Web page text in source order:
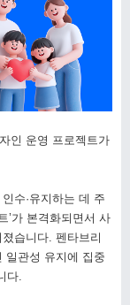
인 운영 프로젝트가
수·유지하는 데 주
’가 본격화되면서 사
습니다. 펜타브리
일관성 유지에 집중
다.